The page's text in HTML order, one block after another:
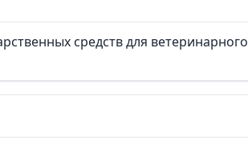
средств для ветеринарного